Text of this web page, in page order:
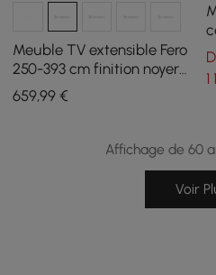
Meuble TV extensible Fero
250-393 cm finition noyer
avec bibliothèque et LED
659,99 €
1
Affichage de 60
Voir